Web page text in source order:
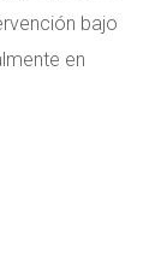
bajo
en